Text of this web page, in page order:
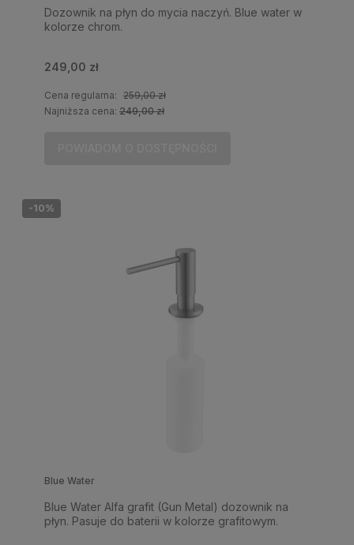
Dozownik na płyn do mycia naczyń. Blue water w
kolorze chrom.
249,00 zł
Cena regularna: 259,00 zł
Najniższa cena: 249,00 zł
Blue Water
Blue Water Alfa grafit (Gun Metal) dozownik na
płyn. Pasuje do baterii w kolorze grafitowym.
-10%